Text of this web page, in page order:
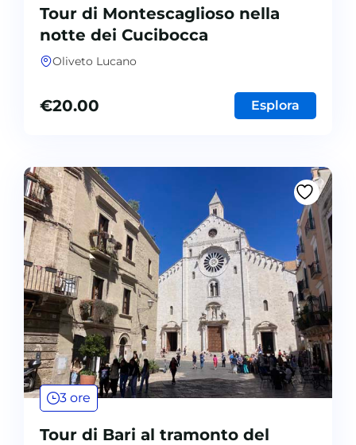
Tour di Montescaglioso nella
notte dei Cucibocca
Oliveto Lucano
€20.00 Esplora
3 ore
Tour di Bari al tramonto del